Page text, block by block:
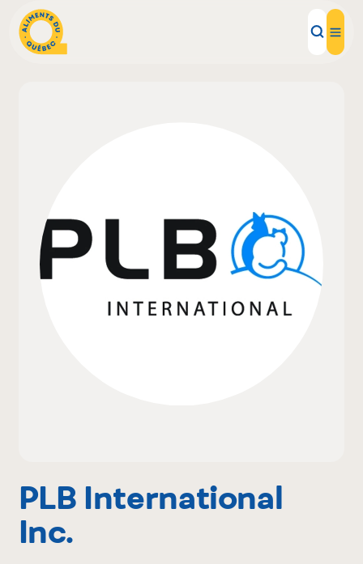
Inspirations d'ici
Restaurants
Institutions
PLB International
Inc.